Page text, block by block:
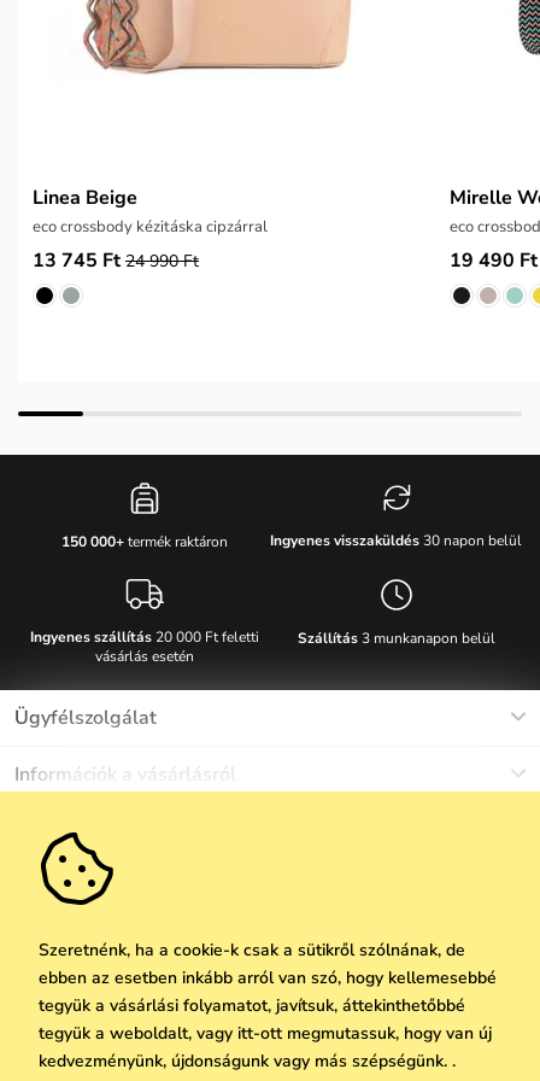
Linea Beige
eco crossbody kézitáska cipzárral
13 745 Ft 24 990 Ft
Mirelle
eco
19 490 Ft
150 000+termék raktáron Ingyenes visszaküldés30 napon belül
Ingyenes szállítás20 000 Ft feletti
vásárlás esetén
Szállítás3 munkanapon belül
Ügyfélszolgálat
+36 1 808 9989
Információk a vásárlásról
Gyakori kérdések
Anyagok és karbantartás
Visszaküldés és reklamáció
Egyéb információk
Rólunk
Karrier
Ajándék utalványok
Vállalatok számára
We Care
Vuchlook
Ne maradj le semmiről!
Feliratkozni
A személyes adatok védelmének alapelveiitt
Szeretnénk, ha a cookie-k csak a sütikről szólnának, de
ebben az esetben inkább arról van szó, hogy kellemesebbé
tegyük a vásárlási folyamatot, javítsuk, áttekinthetőbbé
tegyük a weboldalt, vagy itt-ott megmutassuk, hogy van új
kedvezményünk, újdonságunk vagy más szépségünk. .